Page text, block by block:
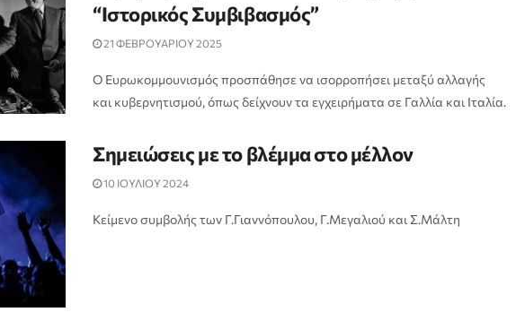
“Ιστορικός Συμβιβασμός”
21 ΦΕΒΡΟΥΑΡΙΟΥ 2025
Ο Ευρωκομμουνισμός προσπάθησε να ισορροπήσει μεταξύ αλλαγής
και κυβερνητισμού, όπως δείχνουν τα εγχειρήματα σε Γαλλία και Ιταλία.
Σημειώσεις με το βλέμμα στο μέλλον
10 ΙΟΥΛΙΟΥ 2024
Κείμενο συμβολής των Γ.Γιαννόπουλου, Γ.Μεγαλιού και Σ.Μάλτη